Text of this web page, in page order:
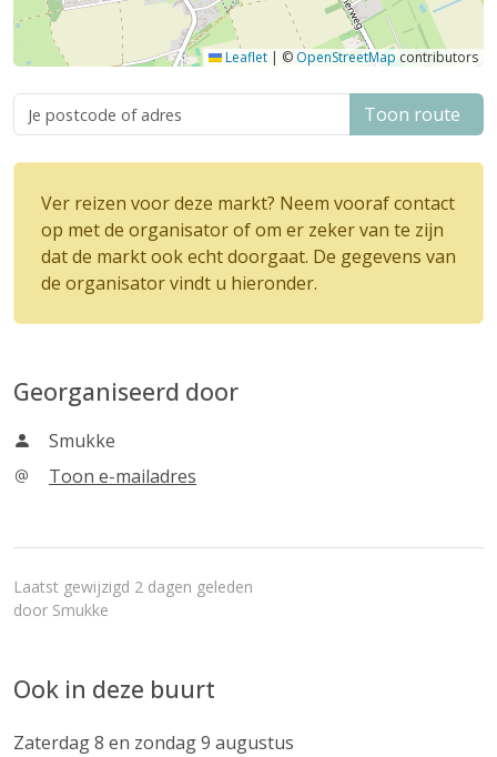
Leaflet | © OpenStreetMap contributors
Toon route
Ver reizen voor deze markt? Neem vooraf contact
op met de organisator of om er zeker van te zijn
dat de markt ook echt doorgaat. De gegevens van
de organisator vindt u hieronder.
Georganiseerd door
Smukke
Toon e-mailadres
Laatst gewijzigd 2 dagen geleden
door Smukke
Ook in deze buurt
Zaterdag 8 en zondag 9 augustus